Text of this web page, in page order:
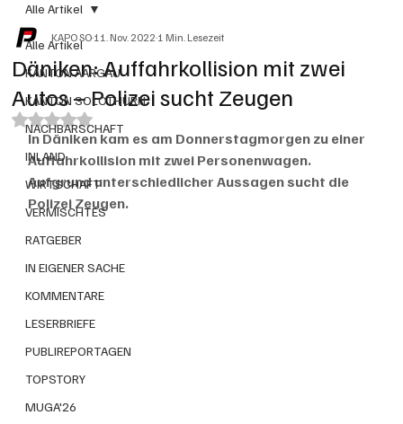
Alle Artikel
KANTON AARGAU
KANTON SOLOTHURN
NACHBARSCHAFT
INLAND
WIRTSCHAFT
VERMISCHTES
RATGEBER
IN EIGENER SACHE
KOMMENTARE
LESERBRIEFE
PUBLIREPORTAGEN
TOPSTORY
MUGA'26
Alle Artikel
Däniken: Auffahrkollision mit zwei
Autos – Polizei sucht Zeugen
KAPO SO11. Nov. 20221 Min. Lesezeit
Mit NaN von 5 Sternen bewertet.
In Däniken kam es am Donnerstagmorgen zu einer
Auffahrkollision mit zwei Personenwagen.
Aufgrund unterschiedlicher Aussagen sucht die
Polizei Zeugen.